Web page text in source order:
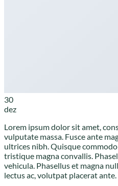
30
dez
Lorem ipsum dolor sit amet,
vulputate massa. Fusce ante
ultrices nibh. Quisque
tristique magna convallis.
vehicula. Phasellus et magna
lectus ac, volutpat placerat